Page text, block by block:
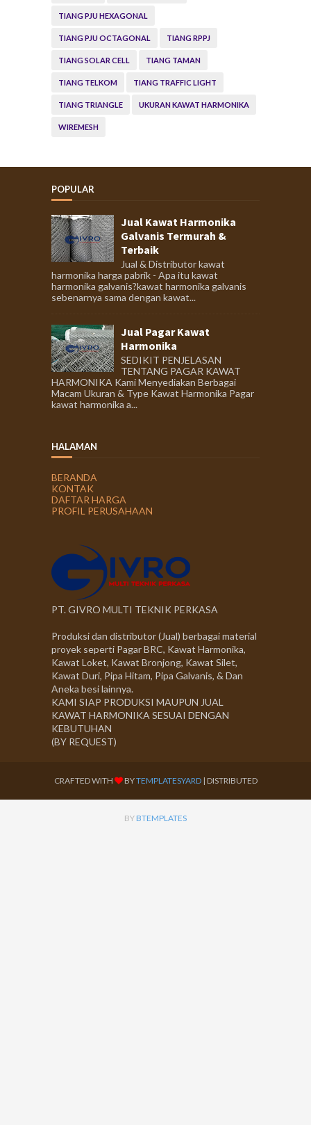
TIANG PJU HEXAGONAL
TIANG PJU OCTAGONAL TIANG RPPJ
TIANG SOLAR CELL TIANG TAMAN
TIANG TELKOM TIANG TRAFFIC LIGHT
TIANG TRIANGLE UKURAN KAWAT HARMONIKA
WIREMESH
POPULAR
Jual Kawat Harmonika
Galvanis Termurah &
Terbaik
Jual & Distributor kawat
harmonika harga pabrik - Apa itu kawat
harmonika galvanis?kawat harmonika galvanis
sebenarnya sama dengan kawat...
Jual Pagar Kawat
Harmonika
SEDIKIT PENJELASAN
TENTANG PAGAR KAWAT
HARMONIKA Kami Menyediakan Berbagai
Macam Ukuran & Type Kawat Harmonika Pagar
kawat harmonika a...
HALAMAN
BERANDA
KONTAK
DAFTAR HARGA
PROFIL PERUSAHAAN
PT. GIVRO MULTI TEKNIK PERKASA
Produksi dan distributor (Jual) berbagai material
proyek seperti Pagar BRC, Kawat Harmonika,
Kawat Loket, Kawat Bronjong, Kawat Silet,
Kawat Duri, Pipa Hitam, Pipa Galvanis, & Dan
Aneka besi lainnya.
KAMI SIAP PRODUKSI MAUPUN JUAL
KAWAT HARMONIKA SESUAI DENGAN
KEBUTUHAN
(BY REQUEST)
CRAFTED WITH BYTEMPLATESYARD| DISTRIBUTED
BY BTEMPLATES